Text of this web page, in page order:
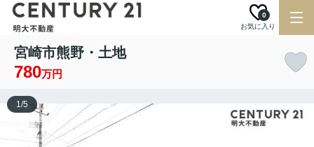
お気に入り
0
宮崎市熊野・土地
780万円
1/5